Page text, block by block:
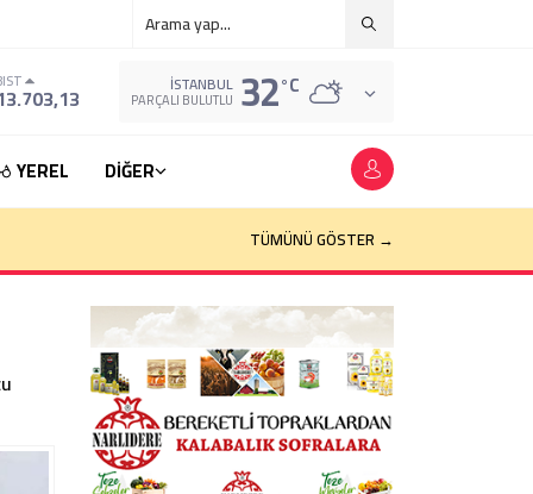
İSTANBUL
PARÇALI BULUTLU 32°C
YEREL
DİĞER
TÜMÜNÜ GÖSTER →